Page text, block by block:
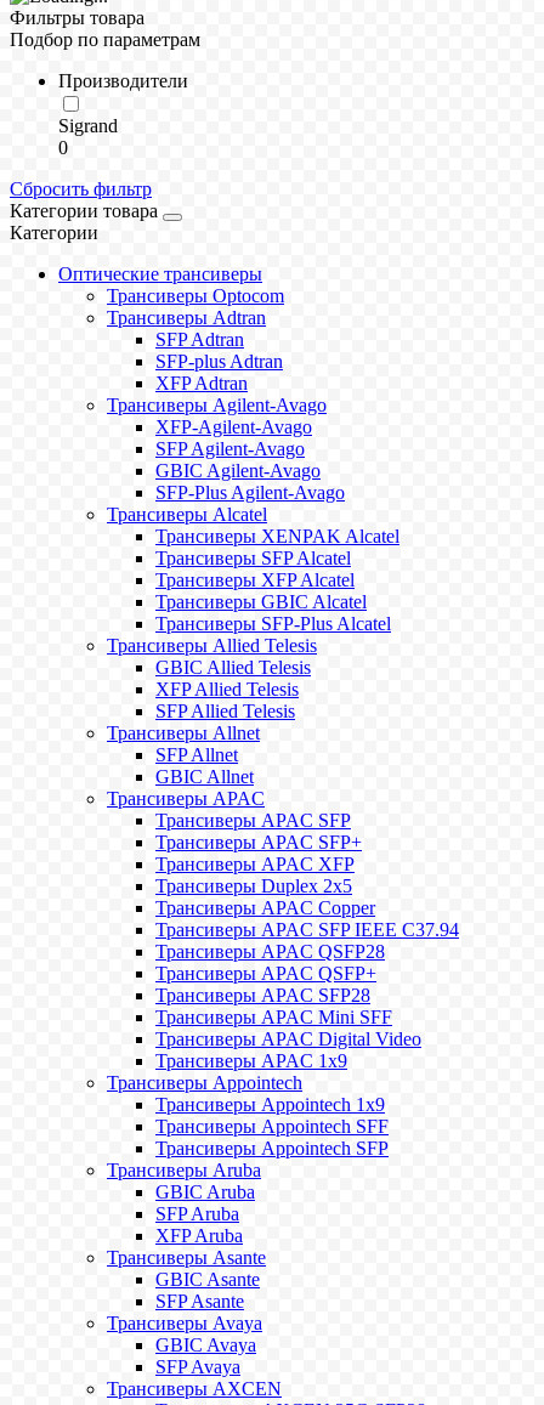
Фильтры товара
Подбор по параметрам
Производители
Sigrand
0
Сбросить фильтр
Категории товара
Категории
Оптические трансиверы
Трансиверы Optocom
Трансиверы Adtran
SFP Adtran
SFP-plus Adtran
XFP Adtran
Трансиверы Agilent-Avago
XFP-Agilent-Avago
SFP Agilent-Avago
GBIC Agilent-Avago
SFP-Plus Agilent-Avago
Трансиверы Alcatel
Трансиверы XENPAK Alcatel
Трансиверы SFP Alcatel
Трансиверы XFP Alcatel
Трансиверы GBIC Alcatel
Трансиверы SFP-Plus Alcatel
Трансиверы Allied Telesis
GBIC Allied Telesis
XFP Allied Telesis
SFP Allied Telesis
Трансиверы Allnet
SFP Allnet
GBIC Allnet
Трансиверы APAC
Трансиверы APAC SFP
Трансиверы APAC SFP+
Трансиверы APAC XFP
Трансиверы Duplex 2x5
Трансиверы APAC Copper
Трансиверы APAC SFP IEEE C37.94
Трансиверы APAC QSFP28
Трансиверы APAC QSFP+
Трансиверы APAC SFP28
Трансиверы APAC Mini SFF
Трансиверы APAC Digital Video
Трансиверы APAC 1x9
Трансиверы Appointech
Трансиверы Appointech 1x9
Трансиверы Appointech SFF
Трансиверы Appointech SFP
Трансиверы Aruba
GBIC Aruba
SFP Aruba
XFP Aruba
Трансиверы Asante
GBIC Asante
SFP Asante
Трансиверы Avaya
GBIC Avaya
SFP Avaya
Трансиверы AXCEN